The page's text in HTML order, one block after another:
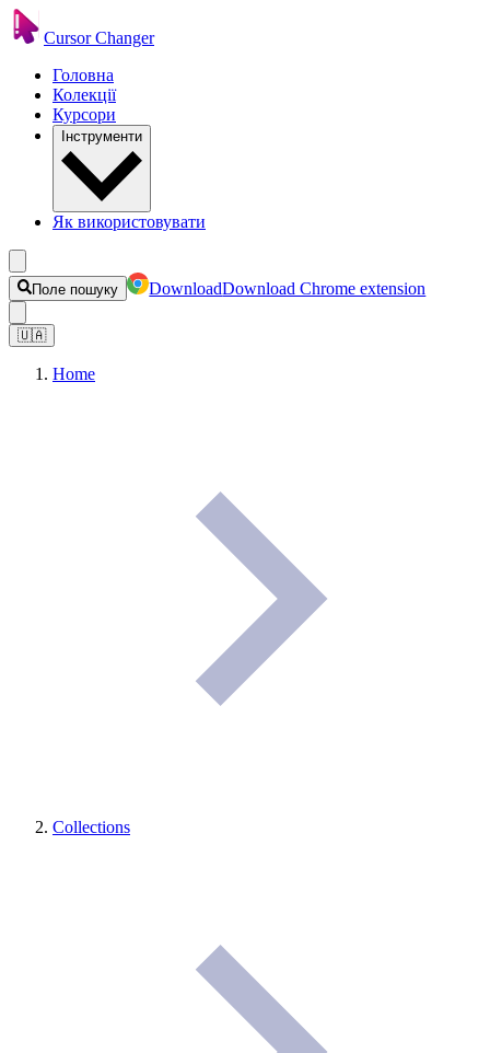
Cursor Changer
Головна
Колекції
Курсори
Інструменти
Як використовувати
Поле пошуку DownloadDownload Chrome extension
🇺🇦
Home
Collections